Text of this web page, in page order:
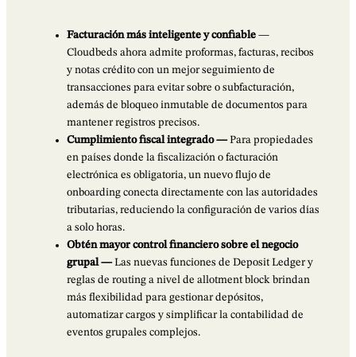
Facturación más inteligente y confiable —
Cloudbeds ahora admite proformas, facturas, recibos
y notas crédito con un mejor seguimiento de
transacciones para evitar sobre o subfacturación,
además de bloqueo inmutable de documentos para
mantener registros precisos.
Cumplimiento fiscal integrado — Para propiedades
en países donde la fiscalización o facturación
electrónica es obligatoria, un nuevo flujo de
onboarding conecta directamente con las autoridades
tributarias, reduciendo la configuración de varios días
a solo horas.
Obtén mayor control financiero sobre el negocio
grupal —Las nuevas funciones de Deposit Ledger y
reglas de routing a nivel de allotment block brindan
más flexibilidad para gestionar depósitos,
automatizar cargos y simplificar la contabilidad de
eventos grupales complejos.